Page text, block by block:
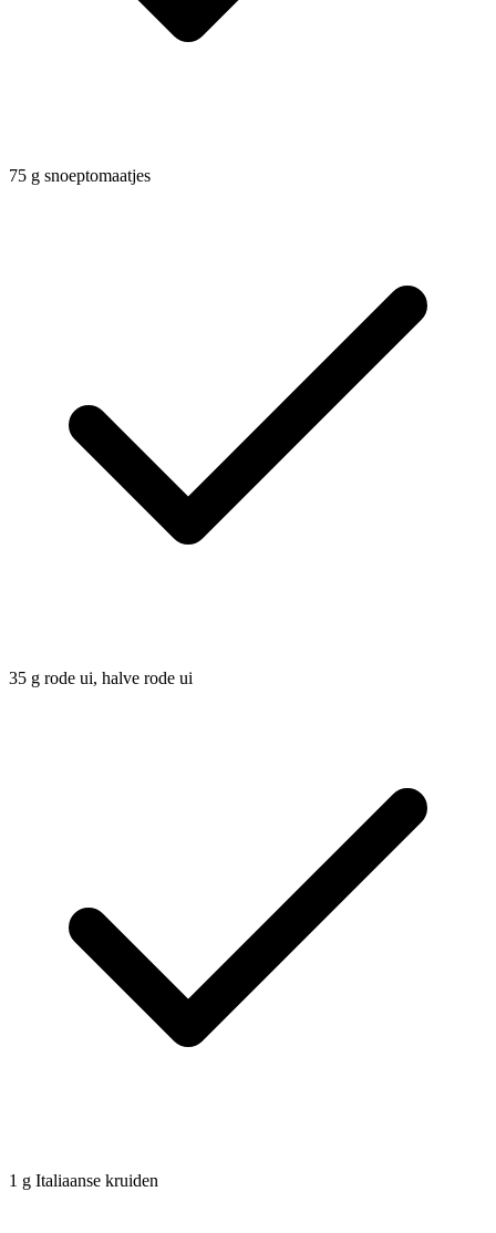
75 g snoeptomaatjes
35 g rode ui, halve rode ui
1 g Italiaanse kruiden